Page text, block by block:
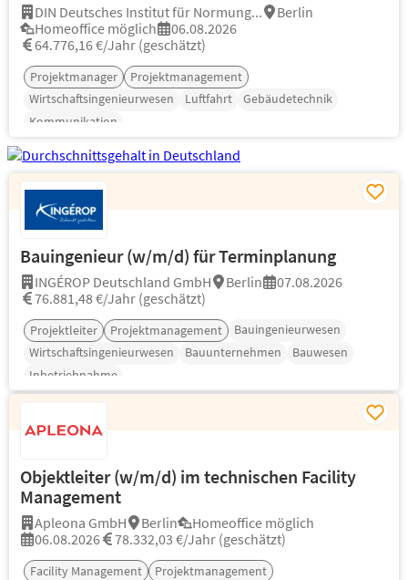
DIN Deutsches Institut für Normung...
Berlin
Homeoffice möglich
06.08.2026
64.776,16 €/Jahr (geschätzt)
Projektmanager
Projektmanagement
Wirtschaftsingenieurwesen
Luftfahrt
Gebäudetechnik
Kommunikation
Bauingenieur (w/m/d) für Terminplanung
INGÉROP Deutschland GmbH Berlin
07.08.2026
76.881,48 €/Jahr (geschätzt)
Projektleiter Projektmanagement
Bauingenieurwesen
Wirtschaftsingenieurwesen
Bauunternehmen
Bauwesen
Inbetriebnahme
Objektleiter (w/m/d) im technischen Facility
Management
Apleona GmbH Berlin
Homeoffice möglich
06.08.2026
78.332,03 €/Jahr (geschätzt)
Facility Management
Projektmanagement